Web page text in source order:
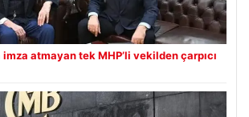
imza atmayan tek MHP’li vekilden çarpıcı